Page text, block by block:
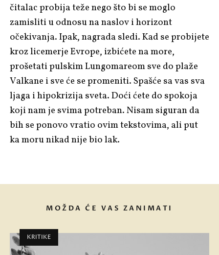
čitalac probija teže nego što bi se moglo
zamisliti u odnosu na naslov i horizont
očekivanja. Ipak, nagrada sledi. Kad se probijete
kroz licemerje Evrope, izbićete na more,
prošetati pulskim Lungomareom sve do plaže
Valkane i sve će se promeniti. Spašće sa vas sva
ljaga i hipokrizija sveta. Doći ćete do spokoja
koji nam je svima potreban. Nisam siguran da
bih se ponovo vratio ovim tekstovima, ali put
ka moru nikad nije bio lak.
MOŽDA ĆE VAS ZANIMATI
KRITIKE